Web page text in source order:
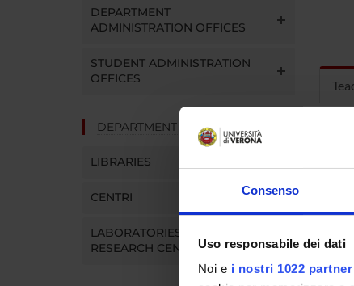
Consenso
Uso responsabile dei dati
Noi e i nostri 1022 partner
DEPARTMENT
ADMINISTRATION OFFICES
STUDENT ADMINISTRATION
OFFICES
DEPARTMENT FACILITIES
LIBRARIES
CENTRI
LABORATORIES AND
RESEARCH CENTRES